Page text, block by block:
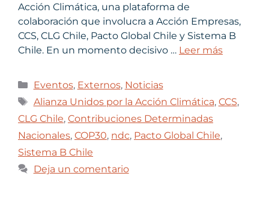
Acción Climática, una plataforma de
colaboración que involucra a Acción Empresas,
CCS, CLG Chile, Pacto Global Chile y Sistema B
Chile. En un momento decisivo … Leer más
Eventos, Externos, Noticias
Alianza Unidos por la Acción Climática, CCS,
CLG Chile, Contribuciones Determinadas
Nacionales, COP30, ndc, Pacto Global Chile,
Sistema B Chile
Deja un comentario